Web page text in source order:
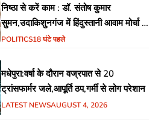
निष्ठा से करें काम : डॉ. संतोष कुमार
सुमन,उदाकिशुनगंज में हिंदुस्तानी आवाम मोर्चा के
गरीब चौपाल में शिक्षा, स्वास्थ्य, रोजगार समेत
POLITICS18 घंटे पहले
मधेपुरा:वर्षा के दौरान वज्रपात से 20
ट्रांसफार्मर जले,आपूर्ति ठप,गर्मी से लोग परेशान
LATEST NEWSAUGUST 4, 2026